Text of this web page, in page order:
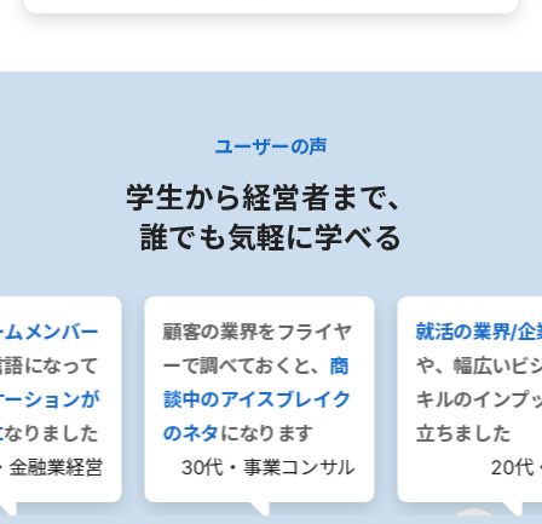
ユーザーの声
学生から経営者まで、
誰でも気軽に学べる
メンバー
になって
ションが
なりました
金融業経営
顧客の業界をフライヤ
ーで調べておくと、 商
談中のアイスブレイク
のネタになります
30代・事業コンサル
就活の業界/企
や、幅広いビ
キルのインプ
立ちました
20代